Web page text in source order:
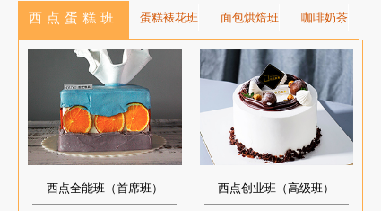
西点蛋糕班 蛋糕裱花班 面包烘焙班 咖啡奶茶
西点全能班（首席班） 西点创业班（高级班）